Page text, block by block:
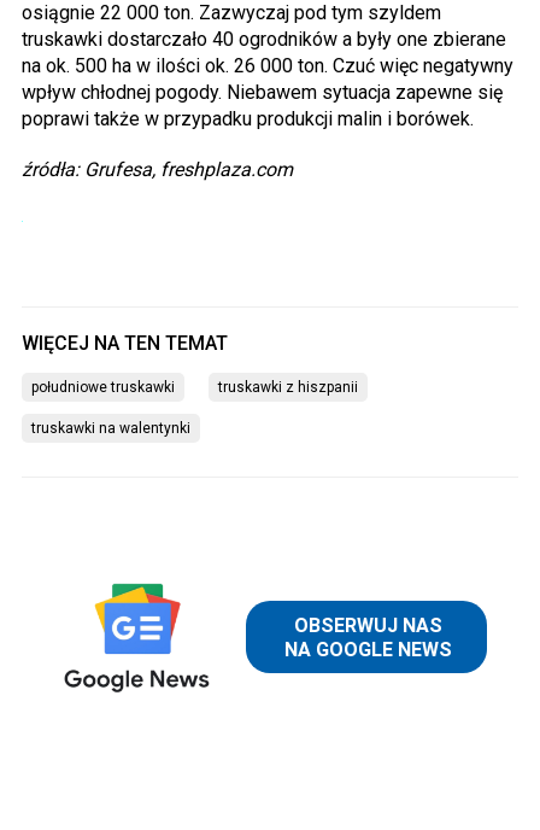
osiągnie 22 000 ton. Zazwyczaj pod tym szyldem
truskawki dostarczało 40 ogrodników a były one zbierane
na ok. 500 ha w ilości ok. 26 000 ton. Czuć więc negatywny
wpływ chłodnej pogody. Niebawem sytuacja zapewne się
poprawi także w przypadku produkcji malin i borówek.
źródła: Grufesa, freshplaza.com
południowe truskawki truskawki z hiszpanii
truskawki na walentynki